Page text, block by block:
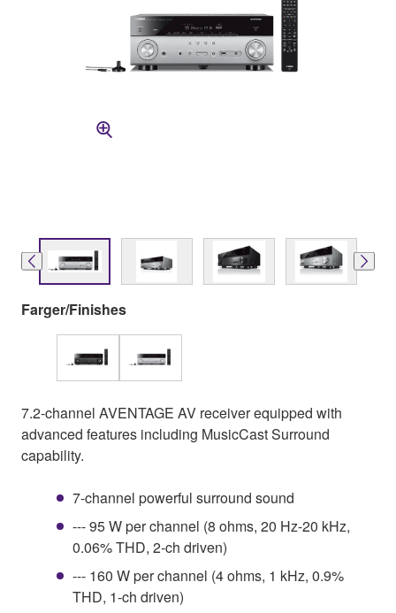
Farger/Finishes
7.2-channel AVENTAGE AV receiver equipped with
advanced features including MusicCast Surround
capability.
7-channel powerful surround sound
--- 95 W per channel (8 ohms, 20 Hz-20 kHz,
0.06% THD, 2-ch driven)
--- 160 W per channel (4 ohms, 1 kHz, 0.9%
THD, 1-ch driven)